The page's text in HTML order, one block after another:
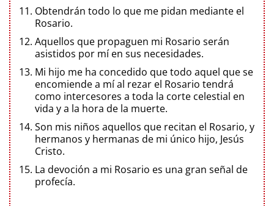
Obtendrán todo lo que me pidan mediante el
Rosario.
Aquellos que propaguen mi Rosario serán
asistidos por mí en sus necesidades.
Mi hijo me ha concedido que todo aquel que se
encomiende a mí al rezar el Rosario tendrá
como intercesores a toda la corte celestial en
vida y a la hora de la muerte.
Son mis niños aquellos que recitan el Rosario, y
hermanos y hermanas de mi único hijo, Jesús
Cristo.
La devoción a mi Rosario es una gran señal de
profecía.